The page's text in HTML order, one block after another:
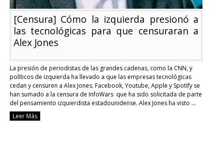
[Censura] Cómo la izquierda presionó a
las tecnológicas para que censuraran a
Alex Jones
La presión de periodistas de las grandes cadenas, como la CNN, y
políticos de izquierda ha llevado a que las empresas tecnológicas
cedan y censuren a Alex Jones. Facebook, Youtube, Apple y Spotify se
han sumado a la censura de InfoWars que ha sido solicitada de parte
del pensamiento izquierdista estadounidense. Alex Jones ha visto …
Continue reading
Leer Más